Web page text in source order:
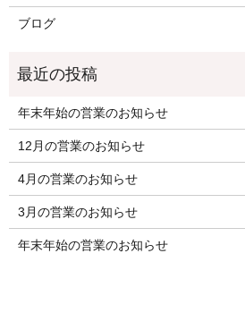
ブログ
年末年始の営業のお知らせ
12月の営業のお知らせ
4月の営業のお知らせ
3月の営業のお知らせ
年末年始の営業のお知らせ